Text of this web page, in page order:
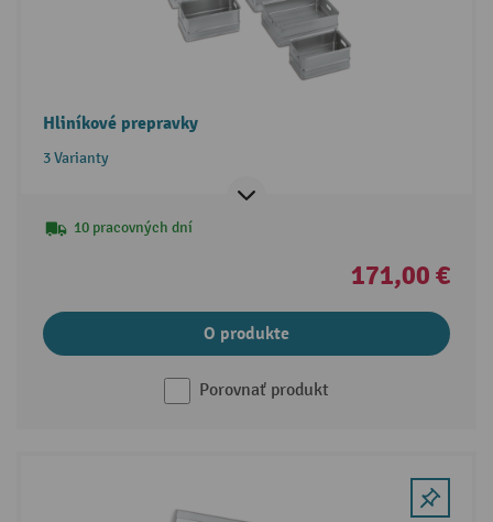
Hliníkové prepravky
3 Varianty
10 pracovných dní
171,00 €
O produkte
Porovnať produkt